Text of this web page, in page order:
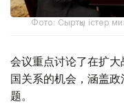
Фото: Сыртқы істер
会议重点讨论了在扩
国关系的机会，涵盖
题。